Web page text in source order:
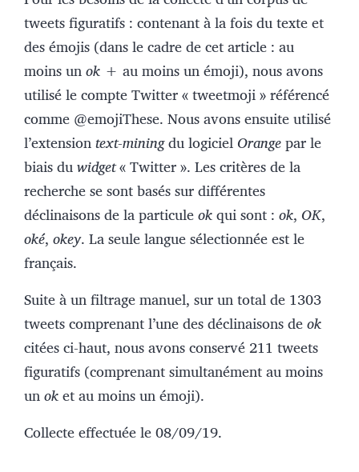
tweets figuratifs : contenant à la fois du texte et
des émojis (dans le cadre de cet article : au
moins unok + au moins un émoji), nous avons
utilisé le compte Twitter « tweetmoji » référencé
comme @emojiThese. Nous avons ensuite utilisé
l’extensiontext-miningdu logiciel Orangepar le
biais duwidget« Twitter ». Les critères de la
recherche se sont basés sur différentes
déclinaisons de la particuleokqui sont : ok, OK,
oké, okey. La seule langue sélectionnée est le
français.
Suite à un filtrage manuel, sur un total de 1303
tweets comprenant l’une des déclinaisons deok
citées ci-haut, nous avons conservé 211 tweets
figuratifs (comprenant simultanément au moins
unoket au moins un émoji).
Collecte effectuée le 08/09/19.